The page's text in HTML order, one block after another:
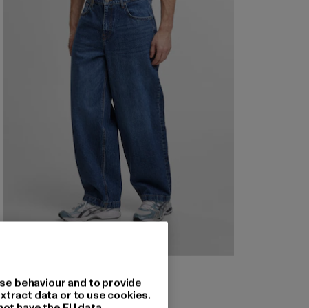
2Y STUDIOS
Eren Basic Wide Baggy
behaviour and to provide
data or to use cookies.